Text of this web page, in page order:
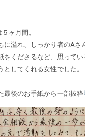
ヶ月間。
に溢れ、しっかり者のAさ
をくださるなど、思って
としてくれる女性でした。
最後のお手紙から一部抜粋